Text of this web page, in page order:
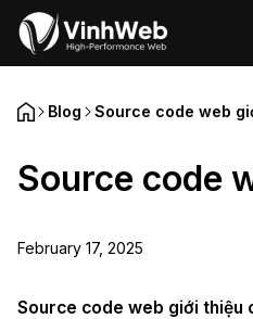
Blog Source code web
Source code
February 17, 2025
Source code web giới thiệu